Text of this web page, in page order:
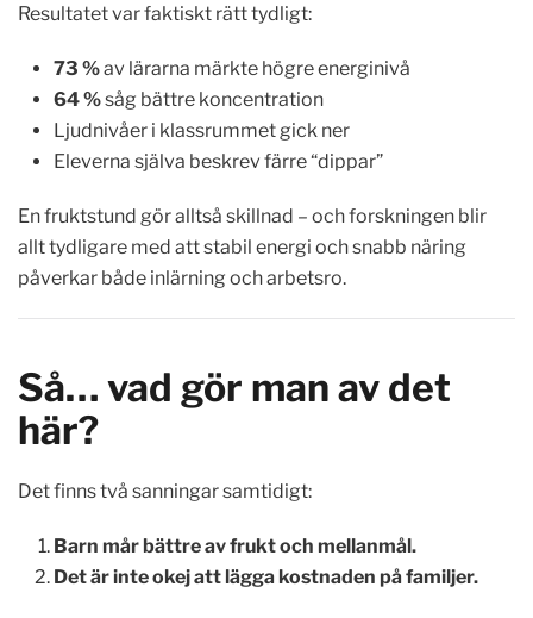
Resultatet var faktiskt rätt tydligt:
73 %av lärarna märkte högre energinivå
64 %såg bättre koncentration
Ljudnivåer i klassrummet gick ner
Eleverna själva beskrev färre “dippar”
En fruktstund gör alltså skillnad – och forskningen blir
allt tydligare med att stabil energi och snabb näring
påverkar både inlärning och arbetsro.
Så… vad gör man av det
här?
Det finns två sanningar samtidigt:
Barn mår bättre av frukt och mellanmål.
Det är inte okej att lägga kostnaden på familjer.